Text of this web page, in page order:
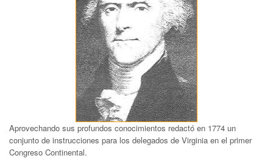
Aprovechando sus profundos conocimientos redactó en 1774 un
conjunto de instrucciones para los delegados de Virginia en el primer
Congreso Continental.